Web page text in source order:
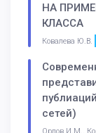
НА
КЛАССА
Ковалева Ю.В.
сетей)